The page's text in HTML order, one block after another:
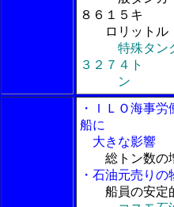
８６１５キ
ロリットル
特殊タン
３２７４ト
ン
・ＩＬＯ海事
船に
大きな影響
総トン数の
・石油元売り
船員の安定